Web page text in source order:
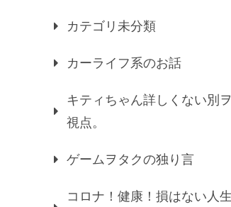
カテゴリ未分類
カーライフ系のお話
キティちゃん詳しくない別
視点。
ゲームヲタクの独り言
コロナ！健康！損はない人